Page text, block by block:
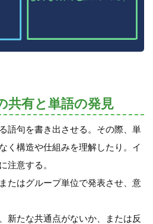
共有と単語の発見
語句を書き出させる。その際、単
く構造や仕組みを理解したり。イ
注意する。
たはグループ単位で発表させ、意
新たな共通点がないか、または反